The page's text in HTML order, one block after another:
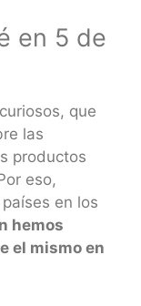
en 5 de
que
las
productos
eso,
en los
hemos
el mismo en